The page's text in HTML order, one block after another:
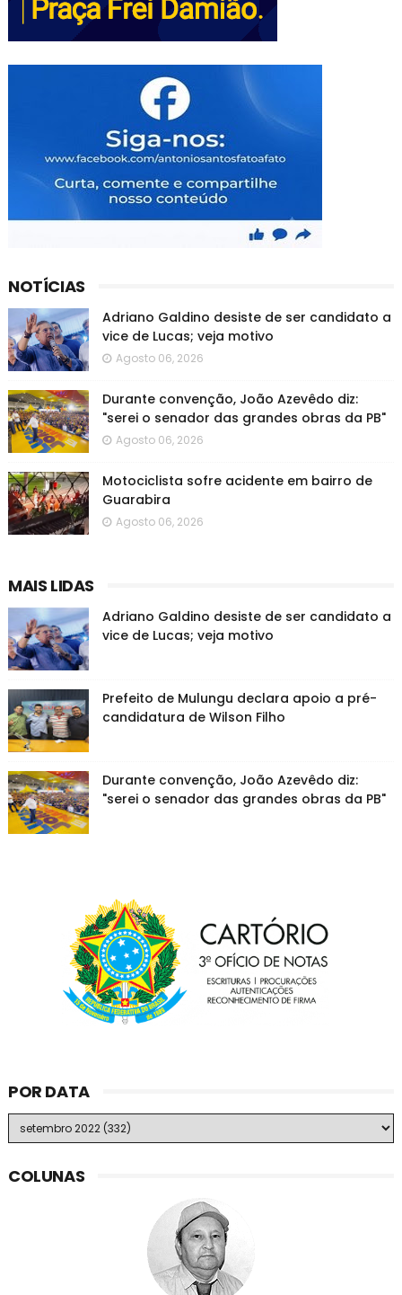
NOTÍCIAS
Adriano Galdino desiste de ser candidato a
vice de Lucas; veja motivo
Agosto 06, 2026
Durante convenção, João Azevêdo diz:
"serei o senador das grandes obras da PB"
Agosto 06, 2026
Motociclista sofre acidente em bairro de
Guarabira
Agosto 06, 2026
MAIS LIDAS
Adriano Galdino desiste de ser candidato a
vice de Lucas; veja motivo
Prefeito de Mulungu declara apoio a pré-
candidatura de Wilson Filho
Durante convenção, João Azevêdo diz:
"serei o senador das grandes obras da PB"
POR DATA
COLUNAS